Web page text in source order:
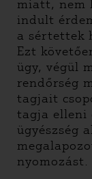
miatt, nem
indult
a sértettek
Ezt
ügy, végül
rendőrség
tagjait
tagja elleni
ügyészség
nyomozást.